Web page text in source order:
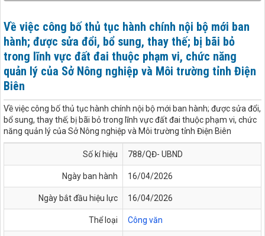
Về việc công bố thủ tục hành chính nội bộ mới ban
hành; được sửa đổi, bổ sung, thay thế; bị bãi bỏ
trong lĩnh vực đất đai thuộc phạm vi, chức năng
quản lý của Sở Nông nghiệp và Môi trường tỉnh Điện
Biên
Về việc công bố thủ tục hành chính nội bộ mới ban hành; được sửa đổi,
bổ sung, thay thế; bị bãi bỏ trong lĩnh vực đất đai thuộc phạm vi, chức
năng quản lý của Sở Nông nghiệp và Môi trường tỉnh Điện Biên
Số kí hiệu 788/QĐ- UBND
Ngày ban hành 16/04/2026
Ngày bắt đầu hiệu lực 16/04/2026
Thể loại Công văn